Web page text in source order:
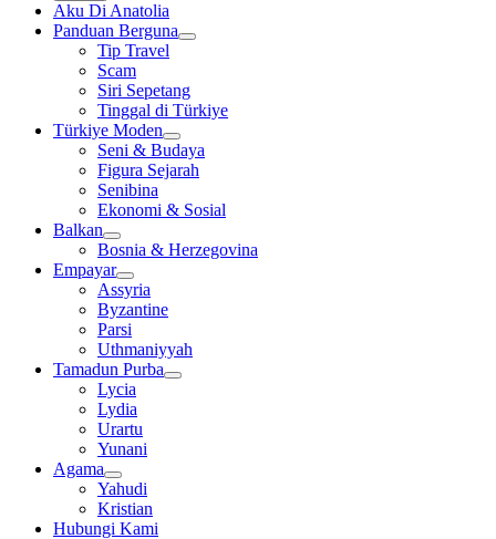
Aku Di Anatolia
Panduan Berguna
Tip Travel
Scam
Siri Sepetang
Tinggal di Türkiye
Türkiye Moden
Seni & Budaya
Figura Sejarah
Senibina
Ekonomi & Sosial
Balkan
Bosnia & Herzegovina
Empayar
Assyria
Byzantine
Parsi
Uthmaniyyah
Tamadun Purba
Lycia
Lydia
Urartu
Yunani
Agama
Yahudi
Kristian
Hubungi Kami